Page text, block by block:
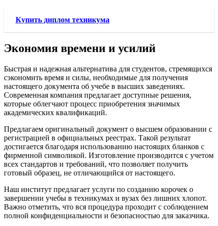
Купить диплом техникума
Экономия времени и усилий
Быстрая и надежная альтернатива для студентов, стремящихся
сэкономить время и силы, необходимые для получения
настоящего документа об учебе в высших заведениях.
Современная компания предлагает доступные решения,
которые облегчают процесс приобретения значимых
академических квалификаций.
Предлагаем оригинальный документ о высшем образовании с
регистрацией в официальных реестрах. Такой результат
достигается благодаря использованию настоящих бланков с
фирменной символикой. Изготовление производится с учетом
всех стандартов и требований, что позволяет получить
готовый образец, не отличающийся от настоящего.
Наш институт предлагает услуги по созданию корочек о
завершении учебы в техникумах и вузах без лишних хлопот.
Важно отметить, что вся процедура проходит с соблюдением
полной конфиденциальности и безопасностью для заказчика.